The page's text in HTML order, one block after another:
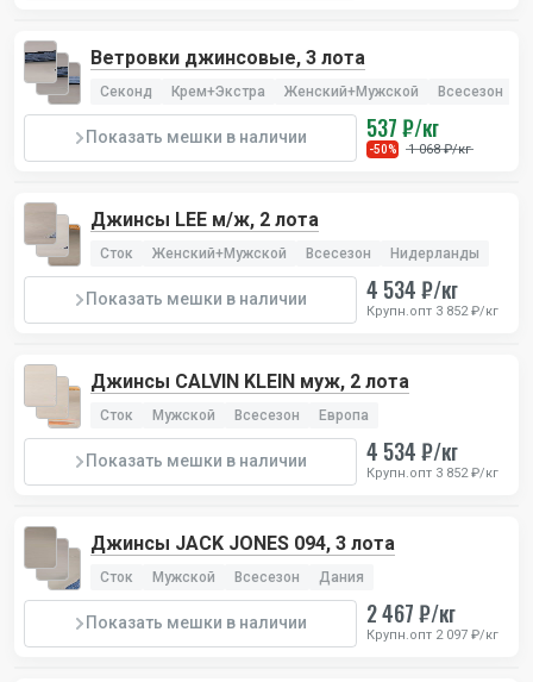
Ветровки джинсовые, 3 лота
Секонд Крем+Экстра Женский+Мужской Всесезон
Показать мешки в наличии 537 ₽/кг
-50% 1 068 ₽/кг
Джинсы LEE м/ж, 2 лота
Сток Женский+Мужской Всесезон Нидерланды
Показать мешки в наличии 4 534 ₽/кг
Крупн.опт 3 852 ₽/кг
Джинсы CALVIN KLEIN муж, 2 лота
Сток Мужской Всесезон Европа
Показать мешки в наличии 4 534 ₽/кг
Крупн.опт 3 852 ₽/кг
Джинсы JACK JONES 094, 3 лота
Сток Мужской Всесезон Дания
Показать мешки в наличии 2 467 ₽/кг
Крупн.опт 2 097 ₽/кг